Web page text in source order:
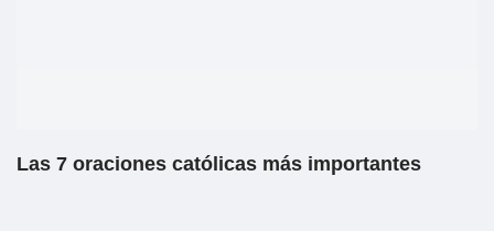
Las 7 oraciones católicas más importantes